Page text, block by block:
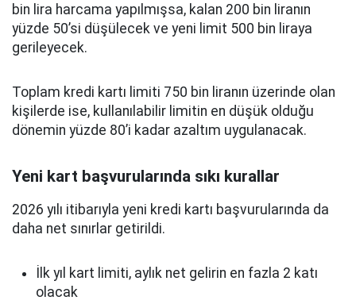
bin lira harcama yapılmışsa, kalan 200 bin liranın
yüzde 50’si düşülecek ve yeni limit 500 bin liraya
gerileyecek.
Toplam kredi kartı limiti 750 bin liranın üzerinde olan
kişilerde ise, kullanılabilir limitin en düşük olduğu
dönemin yüzde 80’i kadar azaltım uygulanacak.
Yeni kart başvurularında sıkı kurallar
2026 yılı itibarıyla yeni kredi kartı başvurularında da
daha net sınırlar getirildi.
İlk yıl kart limiti, aylık net gelirin en fazla 2 katı
olacak